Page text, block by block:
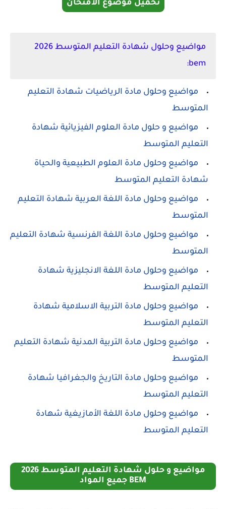
تحميل موضوع الامتحان
مواضيع وحلول شهادة التعليم المتوسط 2026
bem:
مواضيع وحلول مادة الرياضيات شهادة التعليم
المتوسط
مواضيع و حلول مادة العلوم الفيزيائية شهادة
التعليم المتوسط
مواضيع وحلول مادة العلوم الطبيعية والحياة
شهادة التعليم المتوسط
مواضيع وحلول مادة اللغة العربية شهادة التعليم
المتوسط
مواضيع وحلول مادة اللغة الفرنسية شهادة التعليم
المتوسط
مواضيع وحلول مادة اللغة الانجليزية شهادة
التعليم المتوسط
مواضيع وحلول مادة التربية الاسلامية شهادة
التعليم المتوسط
مواضيع وحلول مادة التربية المدنية شهادة التعليم
المتوسط
مواضيع وحلول مادة التاريخ والجغرافيا شهادة
التعليم المتوسط
مواضيع وحلول مادة اللغة الأمازيغية شهادة
التعليم المتوسط
مواضيع و حلول شهادة التعليم المتوسط 2026
BEM جميع المواد